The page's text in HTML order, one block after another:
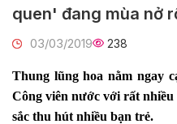
quen' đang mùa nở
03/03/2019 238
Thung lũng hoa nằm ngay
Công viên nước với rất nhiều
sắc thu hút nhiều bạn trẻ.